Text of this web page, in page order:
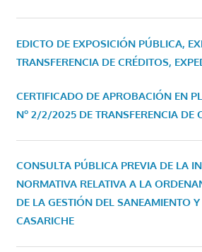
EDICTO DE EXPOSICIÓN PÚBLICA,
TRANSFERENCIA DE CRÉDITOS,
CERTIFICADO DE APROBACIÓN EN
Nº 2/2/2025 DE TRANSFERENCIA DE
CONSULTA PÚBLICA PREVIA DE LA
NORMATIVA RELATIVA A LA
DE LA GESTIÓN DEL SANEAMIENTO
CASARICHE